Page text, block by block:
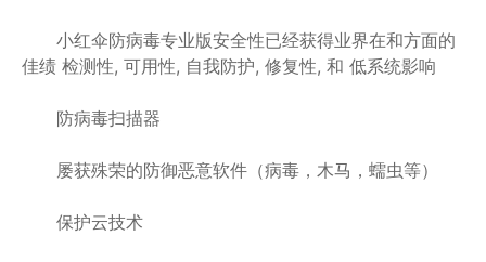
小红伞防病毒专业版安全性已经获得业界在和方面的
佳绩 检测性, 可用性, 自我防护, 修复性, 和 低系统影响
防病毒扫描器
屡获殊荣的防御恶意软件（病毒，木马，蠕虫等）
保护云技术